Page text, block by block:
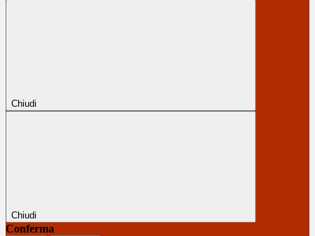
Chiudi
Chiudi
Conferma